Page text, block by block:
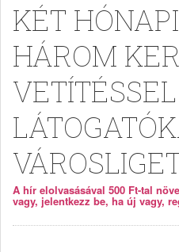
KÉT
HÁROM
A hír elolvasásával 500 Ft-tal
vagy, jelentkezz be, ha új vagy,